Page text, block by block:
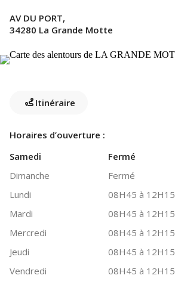
AV DU PORT,
34280 La Grande Motte
Itinéraire
Horaires d’ouverture :
Samedi
Fermé
Dimanche
Fermé
Lundi
08H45 à 12H15
Mardi
08H45 à 12H15
Mercredi
08H45 à 12H15
Jeudi
08H45 à 12H15
Vendredi
08H45 à 12H15